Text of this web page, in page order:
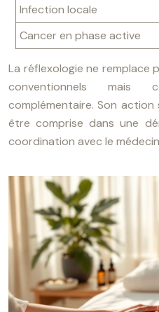
Infection locale
Cancer en phase active
La réflexologie ne remplace
conventionnels mais
complémentaire. Son
être comprise dans une
coordination avec le